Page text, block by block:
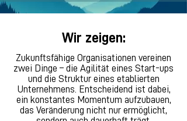
Wir zeigen:
Zukunftsfähige Organisationen vereinen
zwei Dinge – die Agilität eines Start-ups
und die Struktur eines etablierten
Unternehmens. Entscheidend ist dabei,
ein konstantes Momentum aufzubauen,
das Veränderung nicht nur ermöglicht,